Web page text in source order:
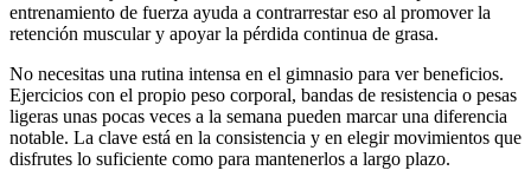
entrenamiento de fuerza ayuda a contrarrestar eso al promover la
retención muscular y apoyar la pérdida continua de grasa.
No necesitas una rutina intensa en el gimnasio para ver beneficios.
Ejercicios con el propio peso corporal, bandas de resistencia o pesas
ligeras unas pocas veces a la semana pueden marcar una diferencia
notable. La clave está en la consistencia y en elegir movimientos que
disfrutes lo suficiente como para mantenerlos a largo plazo.